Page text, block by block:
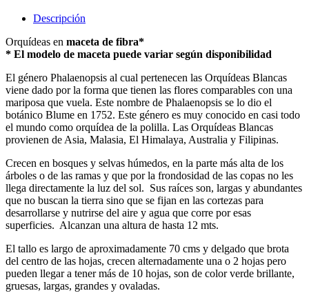
Descripción
Orquídeas en maceta de fibra*
* El modelo de maceta puede variar según disponibilidad
El género Phalaenopsis al cual pertenecen las Orquídeas Blancas
viene dado por la forma que tienen las flores comparables con una
mariposa que vuela. Este nombre de Phalaenopsis se lo dio el
botánico Blume en 1752. Este género es muy conocido en casi todo
el mundo como orquídea de la polilla. Las Orquídeas Blancas
provienen de Asia, Malasia, El Himalaya, Australia y Filipinas.
Crecen en bosques y selvas húmedos, en la parte más alta de los
árboles o de las ramas y que por la frondosidad de las copas no les
llega directamente la luz del sol. Sus raíces son, largas y abundantes
que no buscan la tierra sino que se fijan en las cortezas para
desarrollarse y nutrirse del aire y agua que corre por esas
superficies. Alcanzan una altura de hasta 12 mts.
El tallo es largo de aproximadamente 70 cms y delgado que brota
del centro de las hojas, crecen alternadamente una o 2 hojas pero
pueden llegar a tener más de 10 hojas, son de color verde brillante,
gruesas, largas, grandes y ovaladas.